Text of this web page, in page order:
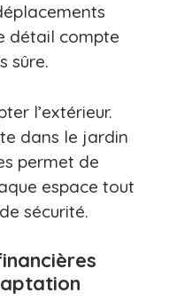
détail compte
sûre.
l’extérieur.
dans le jardin
permet de
espace tout
sécurité.